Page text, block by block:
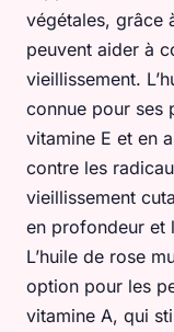
végétales, grâce
peuvent aider à
vieillissement.
connue pour ses
vitamine E et en
contre les
vieillissement
en profondeur et
L’huile de rose
option pour les
vitamine A, qui